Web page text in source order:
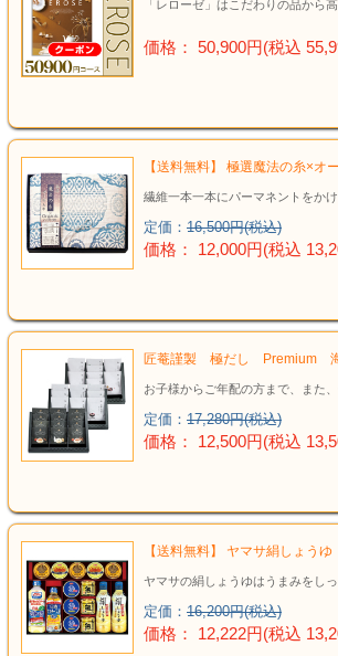
「レローゼ」はこだわりの品から
価格： 50,900円(税込
【送料無料】 極選魔法の糸×
繊維一本一本にパーマネントをか
定価： 16,500円(税込)
価格： 12,000円(税込
匠菴謹製 極だし Premium 海
お子様からご年配の方まで、また
定価： 17,280円(税込)
価格： 12,500円(税込
【送料無料】 ヤマサ絹しょう
ヤマサの絹しょうゆはうまみをし
定価： 16,200円(税込)
価格： 12,222円(税込